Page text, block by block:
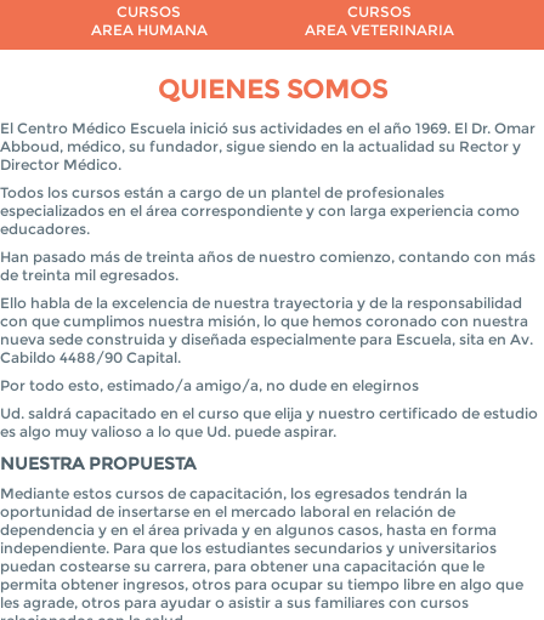
CURSOS
AREA HUMANA
CURSOS
AREA VETERINARIA
QUIENES SOMOS
El Centro Médico Escuela inició sus actividades en el año 1969. El Dr. Omar
Abboud, médico, su fundador, sigue siendo en la actualidad su Rector y
Director Médico.
Todos los cursos están a cargo de un plantel de profesionales
especializados en el área correspondiente y con larga experiencia como
educadores.
Han pasado más de treinta años de nuestro comienzo, contando con más
de treinta mil egresados.
Ello habla de la excelencia de nuestra trayectoria y de la responsabilidad
con que cumplimos nuestra misión, lo que hemos coronado con nuestra
nueva sede construida y diseñada especialmente para Escuela, sita en Av.
Cabildo 4488/90 Capital.
Por todo esto, estimado/a amigo/a, no dude en elegirnos
Ud. saldrá capacitado en el curso que elija y nuestro certificado de estudio
es algo muy valioso a lo que Ud. puede aspirar.
NUESTRA PROPUESTA
Mediante estos cursos de capacitación, los egresados tendrán la
oportunidad de insertarse en el mercado laboral en relación de
dependencia y en el área privada y en algunos casos, hasta en forma
independiente. Para que los estudiantes secundarios y universitarios
puedan costearse su carrera, para obtener una capacitación que le
permita obtener ingresos, otros para ocupar su tiempo libre en algo que
les agrade, otros para ayudar o asistir a sus familiares con cursos